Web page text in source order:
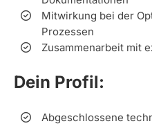
Mitwirkung bei der
Prozessen
Zusammenarbeit mit
Dein Profil:
Abgeschlossene